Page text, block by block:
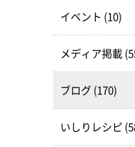
イベント (10)
メディア掲載
ブログ (170)
いしりレシピ